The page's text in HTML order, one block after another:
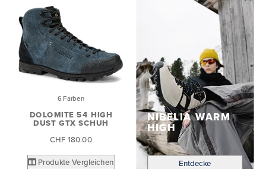
6 Farben
DOLOMITE 54 HIGH
DUST GTX SCHUH
CHF 180.00
Produkte Vergleichen
NIBELIA WARM
HIGH
Entdecke